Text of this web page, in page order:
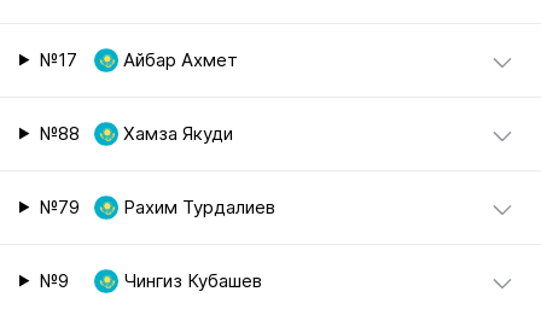
№17 Айбар Ахмет
№88 Хамза Якуди
№79 Рахим Турдалиев
№9 Чингиз Кубашев